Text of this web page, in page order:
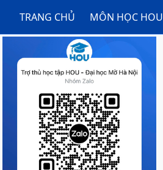
TRANG CHỦ MÔN HỌC HOU